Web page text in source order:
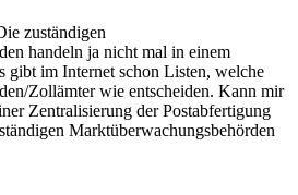
zuständigen
handeln ja nicht mal in einem
gibt im Internet schon Listen, welche
Zollämter wie entscheiden. Kann mir
Zentralisierung der Postabfertigung
Marktüberwachungsbehörden